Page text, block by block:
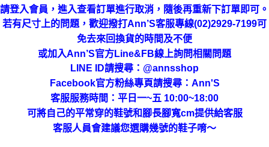
請登入會員，進入查看訂單進行取消，隨後再重新下訂單即可。
若有尺寸上的問題，歡迎撥打Ann’S客服專線(02)2929-7199可
免去來回換貨的時間及不便
或加入Ann’S官方Line&FB線上詢問相關問題
LINE ID請搜尋 ： @annsshop
Facebook官方粉絲專頁請搜尋：Ann'S
客服服務時間：平日一~五 10:00~18:00
可將自己的平常穿的鞋號和腳長腳寬cm提供給客服
客服人員會建議您選購幾號的鞋子唷～